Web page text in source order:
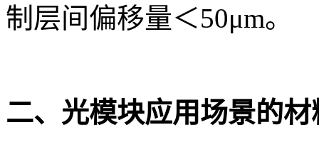
制层间偏移量＜50μm。
二、光模块应用场景的材